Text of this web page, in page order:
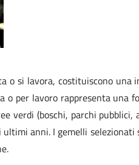
o si lavora, costituiscono
o per lavoro rappresenta
verdi (boschi, parchi
anni. I gemelli